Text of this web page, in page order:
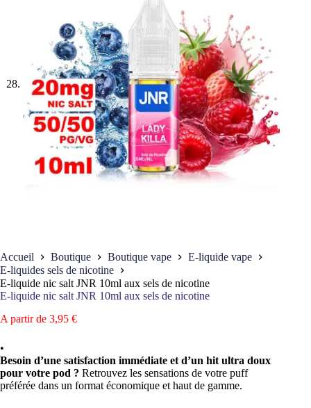
Accueil Boutique Boutique vape
E-liquide vape
E-liquides sels de nicotine
E-liquide nic salt JNR 10ml aux sels de nicotine
E-liquide nic salt JNR 10ml aux sels de nicotine
A partir de 3,95 €
•
Besoin d’une satisfaction immédiate et d’un hit ultra doux
pour votre pod ? Retrouvez les sensations de votre puff
préférée dans un format économique et haut de gamme.